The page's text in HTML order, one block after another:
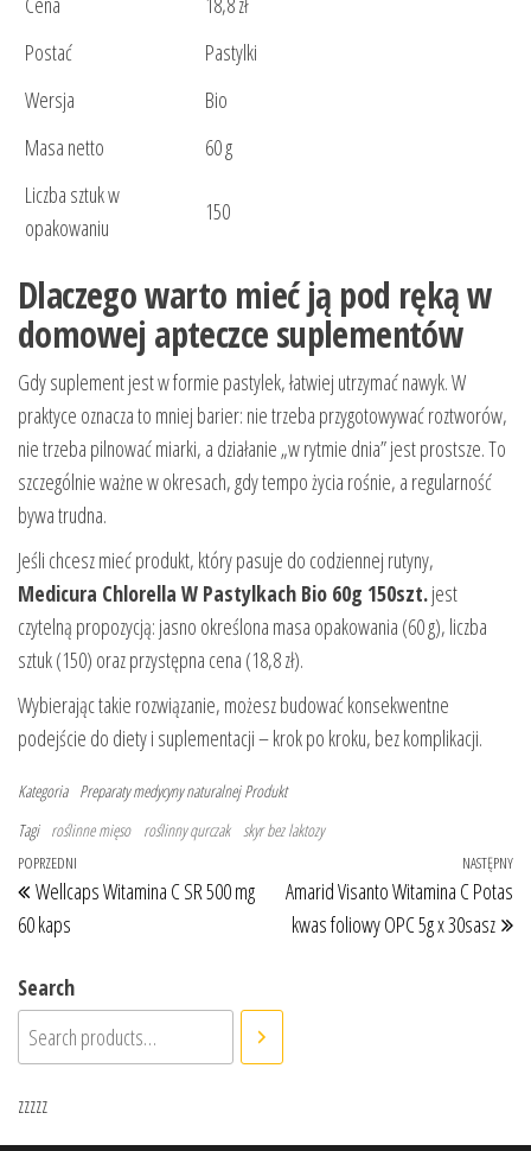
Postać
Pastylki
Wersja
Bio
Masa netto
60 g
Liczba sztuk w
opakowaniu
150
Dlaczego warto mieć ją pod ręką w
domowej apteczce suplementów
Gdy suplement jest w formie pastylek, łatwiej utrzymać nawyk. W
praktyce oznacza to mniej barier: nie trzeba przygotowywać roztworów,
nie trzeba pilnować miarki, a działanie „w rytmie dnia” jest prostsze. To
szczególnie ważne w okresach, gdy tempo życia rośnie, a regularność
bywa trudna.
Jeśli chcesz mieć produkt, który pasuje do codziennej rutyny,
Medicura Chlorella W Pastylkach Bio 60g 150szt.jest
czytelną propozycją: jasno określona masa opakowania (60 g), liczba
sztuk (150) oraz przystępna cena (18,8 zł).
Wybierając takie rozwiązanie, możesz budować konsekwentne
podejście do diety i suplementacji – krok po kroku, bez komplikacji.
Kategoria Preparaty medycyny naturalnej Produkt
Tagi roślinne mięso roślinny qurczak skyr bez laktozy
Nawigacja wpisu
Poprzedni wpis
POPRZEDNI
Wellcaps Witamina C SR 500 mg
60 kaps
NASTĘPNY
Amarid Visanto Witamina C Potas
kwas foliowy OPC 5g x 30sasz
Search
zzzzz